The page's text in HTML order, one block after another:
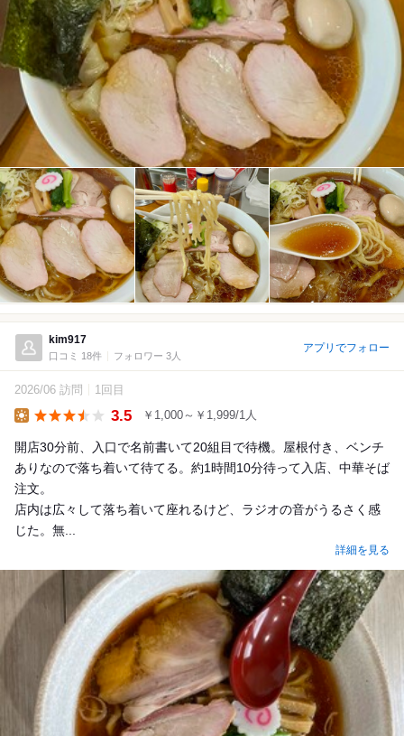
kim917
口コミ 18件 フォロワー 3人
アプリでフォロー
2026/06 訪問 1回目
3.5 ￥1,000～￥1,999/1人
開店30分前、入口で名前書いて20組目で待機。屋根付き、ベンチ
ありなので落ち着いて待てる。約1時間10分待って入店、中華そば
注文。
店内は広々して落ち着いて座れるけど、ラジオの音がうるさく感
じた。無...
詳細を見る